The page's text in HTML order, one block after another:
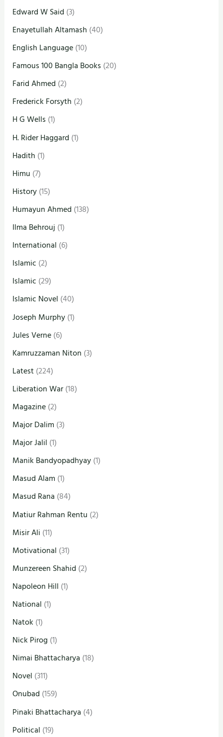
Edward W Said (3)
Enayetullah Altamash (40)
English Language(10)
Famous 100 Bangla Books (20)
Farid Ahmed (2)
Frederick Forsyth (2)
H G Wells (1)
H. Rider Haggard (1)
Hadith (1)
Himu (7)
History(15)
Humayun Ahmed (138)
Ilma Behrouj (1)
International (6)
Islamic (2)
Islamic (29)
Islamic Novel (40)
Joseph Murphy(1)
Jules Verne(6)
Kamruzzaman Niton (3)
Latest(224)
Liberation War(18)
Magazine(2)
Major Dalim (3)
Major Jalil (1)
Manik Bandyopadhyay(1)
Masud Alam (1)
Masud Rana (84)
Matiur Rahman Rentu (2)
Misir Ali (11)
Motivational (31)
Munzereen Shahid (2)
Napoleon Hill (1)
National (1)
Natok (1)
Nick Pirog (1)
Nimai Bhattacharya (18)
Novel (311)
Onubad (159)
Pinaki Bhattacharya (4)
Political (19)